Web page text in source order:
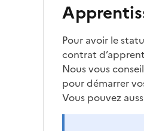
Pour avoir le
contrat
Nous vous
pour démarrer
Vous pouvez